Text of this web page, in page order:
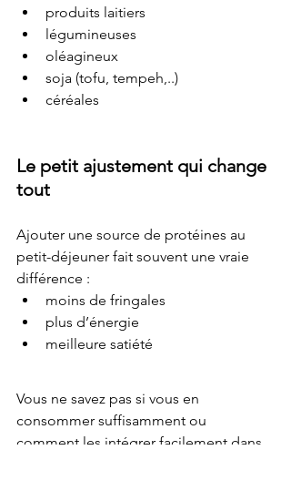
produits laitiers
légumineuses
oléagineux
soja (tofu, tempeh,..)
céréales
Le petit ajustement qui change
tout
Ajouter une source de protéines au
petit-déjeuner fait souvent une vraie
différence :
moins de fringales
plus d’énergie
meilleure satiété
Vous ne savez pas si vous en
consommer suffisamment ou
comment les intégrer facilement dans